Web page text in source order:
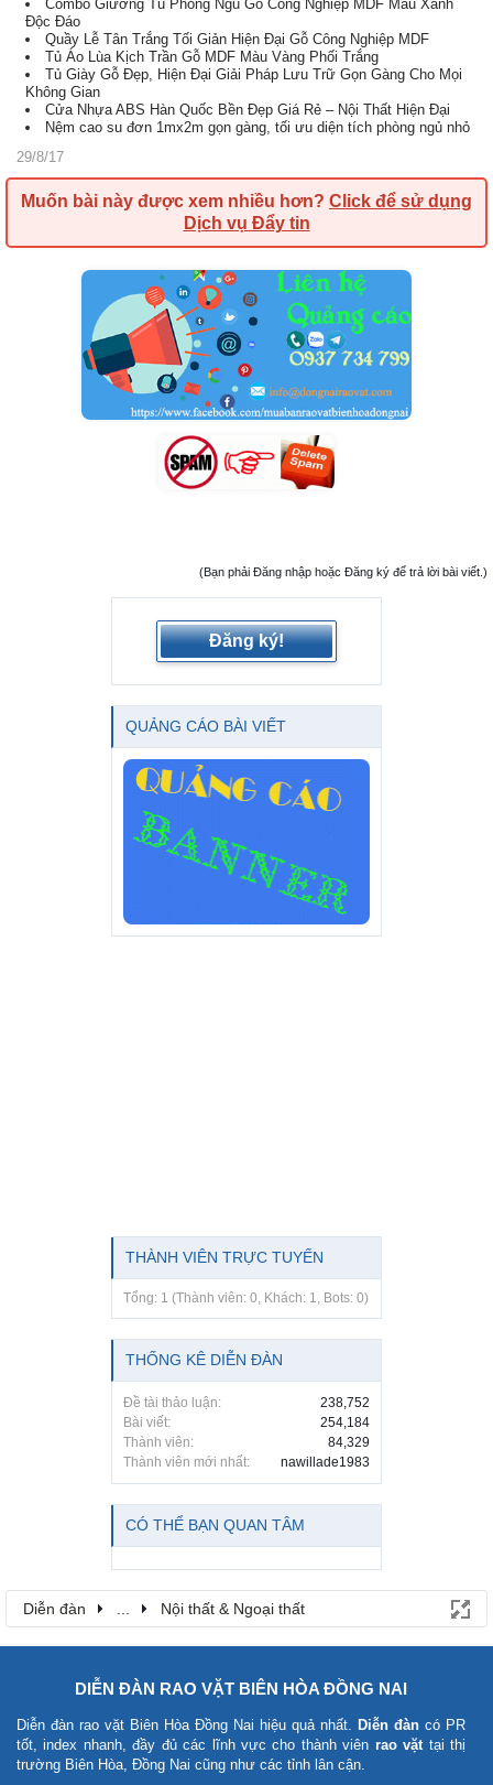
Combo Giường Tủ Phòng Ngủ Gỗ Công Nghiệp MDF Màu Xanh
Độc Đáo
Quầy Lễ Tân Trắng Tối Giản Hiện Đại Gỗ Công Nghiệp MDF
Tủ Áo Lùa Kịch Trần Gỗ MDF Màu Vàng Phối Trắng
Tủ Giày Gỗ Đẹp, Hiện Đại Giải Pháp Lưu Trữ Gọn Gàng Cho Mọi
Không Gian
Cửa Nhựa ABS Hàn Quốc Bền Đẹp Giá Rẻ – Nội Thất Hiện Đại
Nệm cao su đơn 1mx2m gọn gàng, tối ưu diện tích phòng ngủ nhỏ
29/8/17
Muốn bài này được xem nhiều hơn? Click để sử dụng
Dịch vụ Đẩy tin
(Bạn phải Đăng nhập hoặc Đăng ký để trả lời bài viết.)
Đăng ký!
QUẢNG CÁO BÀI VIẾT
THÀNH VIÊN TRỰC TUYẾN
Tổng: 1 (Thành viên: 0, Khách: 1, Bots: 0)
THỐNG KÊ DIỄN ĐÀN
Đề tài thảo luận:
238,752
Bài viết:
254,184
Thành viên:
84,329
Thành viên mới nhất:
nawillade1983
CÓ THỂ BẠN QUAN TÂM
Diễn đàn Nội thất & Ngoại thất
DIỄN ĐÀN RAO VẶT BIÊN HÒA ĐỒNG NAI
Diễn đàn rao vặt Biên Hòa Đồng Nai hiệu quả nhất. Diễn đàn có PR
tốt, index nhanh, đầy đủ các lĩnh vực cho thành viên rao vặt tại thị
trường Biên Hòa, Đồng Nai cũng như các tỉnh lân cận.